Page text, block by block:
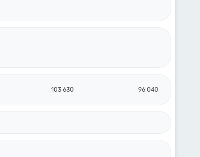
103 630 96 040